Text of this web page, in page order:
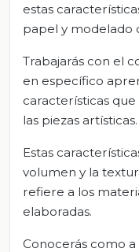
estas
papel y modelado
Trabajarás con el
en específico
características
las piezas artísticas.
Estas
volumen y la
refiere a los
elaboradas.
Conocerás como